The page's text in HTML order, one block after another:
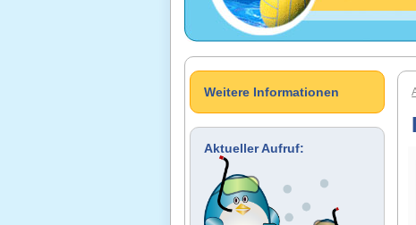
Weitere Informationen
Aktueller Aufruf: